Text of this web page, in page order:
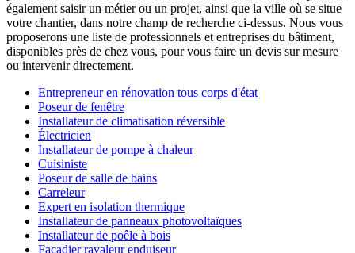
également saisir un métier ou un projet, ainsi que la ville où se situe
votre chantier, dans notre champ de recherche ci-dessus. Nous vous
proposerons une liste de professionnels et entreprises du bâtiment,
disponibles près de chez vous, pour vous faire un devis sur mesure
ou intervenir directement.
Entrepreneur en rénovation tous corps d'état
Poseur de fenêtre
Installateur de climatisation réversible
Électricien
Installateur de pompe à chaleur
Cuisiniste
Poseur de salle de bains
Carreleur
Expert en isolation thermique
Installateur de panneaux photovoltaïques
Installateur de poêle à bois
Façadier ravaleur enduiseur